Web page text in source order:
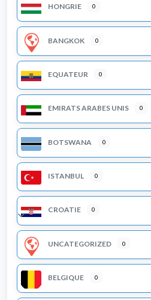
HONGRIE 0
BANGKOK 0
EQUATEUR 0
EMIRATS ARABES UNIS 0
BOTSWANA 0
ISTANBUL 0
CROATIE 0
Expand sub-categories
UNCATEGORIZED 0
BELGIQUE 0